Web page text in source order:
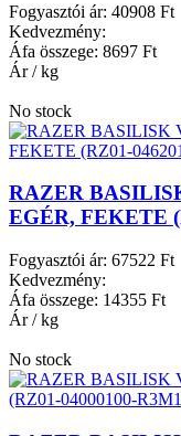
Fogyasztói ár: 40908 Ft
Kedvezmény:
Áfa összege: 8697 Ft
Ár / kg
No stock
RAZER
EGÉR, FEKETE
Fogyasztói ár: 67522 Ft
Kedvezmény:
Áfa összege: 14355 Ft
Ár / kg
No stock